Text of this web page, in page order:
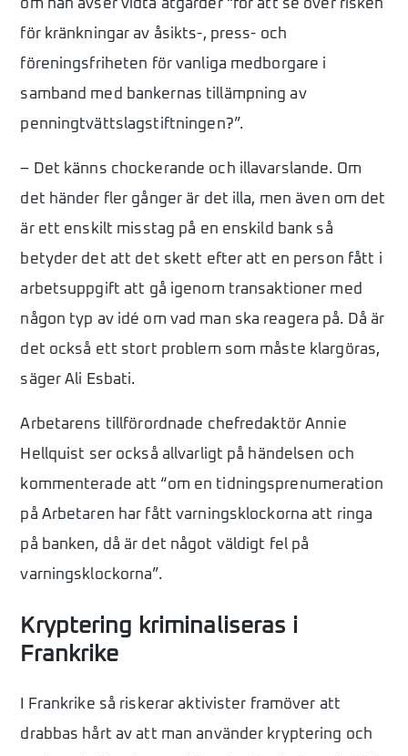
om han avser vidta åtgärder “för att se över risken
för kränkningar av åsikts-, press- och
föreningsfriheten för vanliga medborgare i
samband med bankernas tillämpning av
penningtvättslagstiftningen?”.
– Det känns chockerande och illavarslande. Om
det händer fler gånger är det illa, men även om det
är ett enskilt misstag på en enskild bank så
betyder det att det skett efter att en person fått i
arbetsuppgift att gå igenom transaktioner med
någon typ av idé om vad man ska reagera på. Då är
det också ett stort problem som måste klargöras,
säger Ali Esbati.
Arbetarens tillförordnade chefredaktör Annie
Hellquist ser också allvarligt på händelsen och
kommenterade att “om en tidningsprenumeration
på Arbetaren har fått varningsklockorna att ringa
på banken, då är det något väldigt fel på
varningsklockorna”.
Kryptering kriminaliseras i
Frankrike
I Frankrike så riskerar aktivister framöver att
drabbas hårt av att man använder kryptering och